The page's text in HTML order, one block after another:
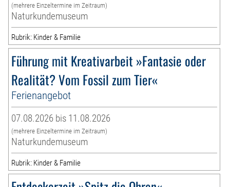
(mehrere Einzeltermine im Zeitraum)
Naturkundemuseum
Rubrik: Kinder & Familie
Führung mit Kreativarbeit »Fantasie oder
Realität? Vom Fossil zum Tier«
Ferienangebot
07.08.2026 bis 11.08.2026
(mehrere Einzeltermine im Zeitraum)
Naturkundemuseum
Rubrik: Kinder & Familie